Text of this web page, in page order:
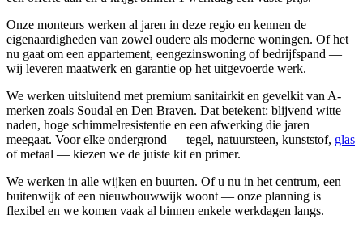
Onze monteurs werken al jaren in deze regio en kennen de
eigenaardigheden van zowel oudere als moderne woningen. Of het
nu gaat om een appartement, eengezinswoning of bedrijfspand —
wij leveren maatwerk en garantie op het uitgevoerde werk.
We werken uitsluitend met premium sanitairkit en gevelkit van A-
merken zoals Soudal en Den Braven. Dat betekent: blijvend witte
naden, hoge schimmelresistentie en een afwerking die jaren
meegaat. Voor elke ondergrond — tegel, natuursteen, kunststof, glas
of metaal — kiezen we de juiste kit en primer.
We werken in alle wijken en buurten. Of u nu in het centrum, een
buitenwijk of een nieuwbouwwijk woont — onze planning is
flexibel en we komen vaak al binnen enkele werkdagen langs.